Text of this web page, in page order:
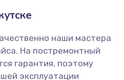
наши мастера
На постремонтный
гарантия, поэтому
эксплуатации